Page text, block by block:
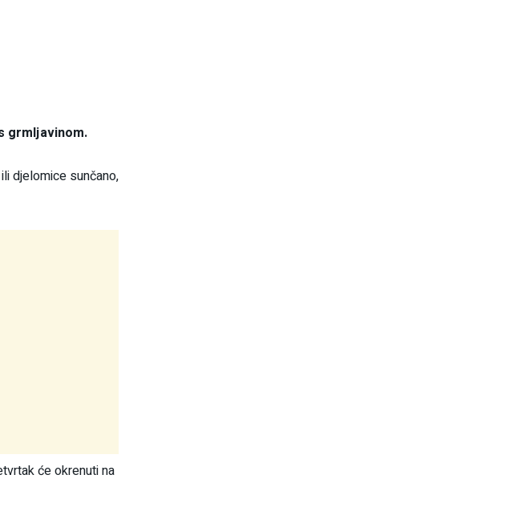
grmljavinom.
djelomice sunčano,
će okrenuti na